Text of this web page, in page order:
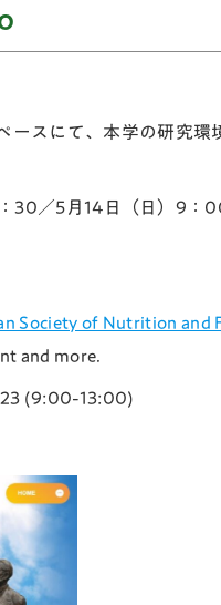
ースにて、本学の研究環
30／5月14日（日）9：
Society of Nutrition and
and more.
(9:00-13:00)